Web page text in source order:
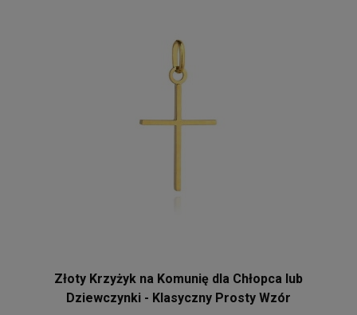
Złoty Krzyżyk na Komunię dla Chłopca lub
Dziewczynki - Klasyczny Prosty Wzór